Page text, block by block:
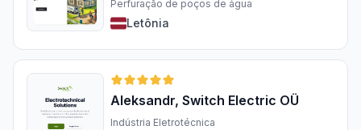
Perfuração de poços de água
Letônia
Aleksandr, Switch Electric OÜ
Indústria Eletrotécnica